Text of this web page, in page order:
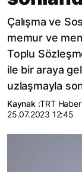
Çalışma ve
memur ve
Toplu
ile bir araya
uzlaşmayla
Kaynak :TRT Haber
25.07.2023 12:45